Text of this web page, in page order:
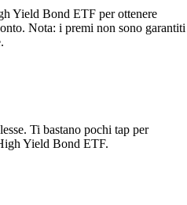
Yield Bond ETF per ottenere
Nota: i premi non sono garantiti
Ti bastano pochi tap per
Yield Bond ETF.